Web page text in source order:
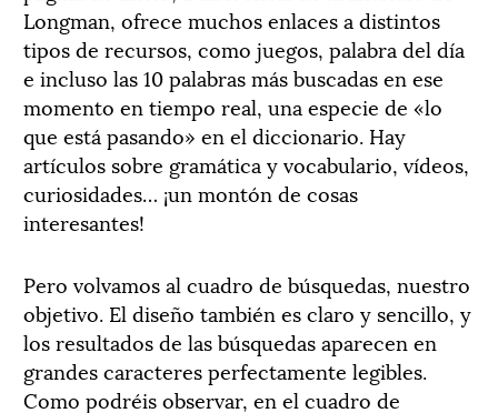
Longman, ofrece muchos enlaces a distintos
tipos de recursos, como juegos, palabra del día
e incluso las 10 palabras más buscadas en ese
momento en tiempo real, una especie de «lo
que está pasando» en el diccionario. Hay
artículos sobre gramática y vocabulario, vídeos,
curiosidades… ¡un montón de cosas
interesantes!
Pero volvamos al cuadro de búsquedas, nuestro
objetivo. El diseño también es claro y sencillo, y
los resultados de las búsquedas aparecen en
grandes caracteres perfectamente legibles.
Como podréis observar, en el cuadro de